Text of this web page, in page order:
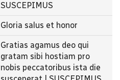
SUSCEPIMUS
Gloria salus et honor
Gratias agamus deo qui
gratam sibi hostiam pro
nobis peccatoribus ista die